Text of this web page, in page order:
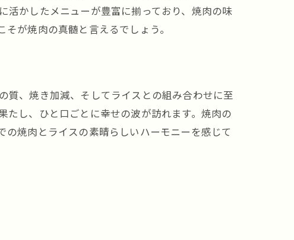
い
活かしたメニューが豊富に揃っており、焼肉の味
が焼肉の真髄と言えるでしょう。
質、焼き加減、そしてライスとの組み合わせに至
たし、ひと口ごとに幸せの波が訪れます。焼肉の
焼肉とライスの素晴らしいハーモニーを感じて